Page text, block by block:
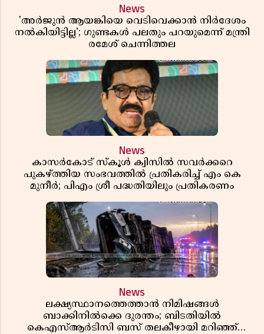
News
'അർജുൻ ആയങ്കിയെ വെടിവെക്കാൻ നിർദേശം
നൽകിയിട്ടില്ല'; ഗുണ്ടകൾ പലതും പറയുമെന്ന് മന്ത്രി
രമേശ് ചെന്നിത്തല
News
കാസർകോട് സ്കൂൾ ക്വിസിൽ സവർക്കറെ
പുകഴ്ത്തിയ സംഭവത്തിൽ പ്രതികരിച്ച് എം കെ
മുനീർ; പിഎം ശ്രീ പദ്ധതിയിലും പ്രതികരണം
News
ലക്ഷ്യസ്ഥാനത്തെത്താൻ നിമിഷങ്ങൾ
ബാക്കിനിൽക്കെ ദുരന്തം; ബിടതിയിൽ
കെഎസ്ആർടിസി ബസ് തലകീഴായി മറിഞ്ഞ്